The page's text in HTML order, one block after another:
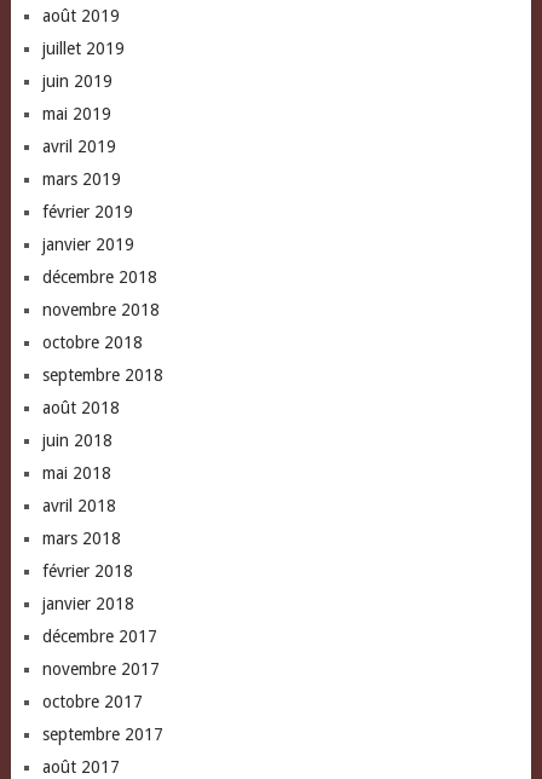
août 2019
juillet 2019
juin 2019
mai 2019
avril 2019
mars 2019
février 2019
janvier 2019
décembre 2018
novembre 2018
octobre 2018
septembre 2018
août 2018
juin 2018
mai 2018
avril 2018
mars 2018
février 2018
janvier 2018
décembre 2017
novembre 2017
octobre 2017
septembre 2017
août 2017